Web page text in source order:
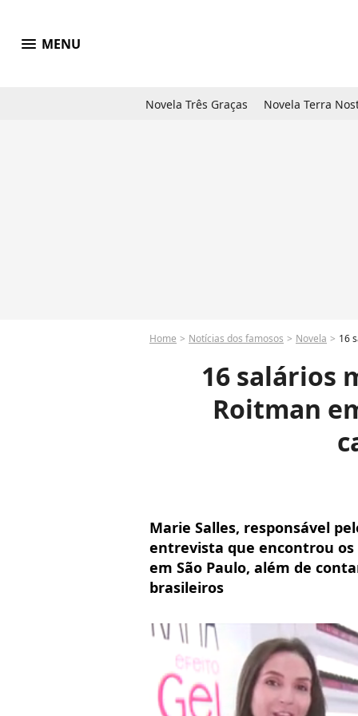
menu MENU
Novela Três Graças Novela Terra
Home Notícias dos famosos Novela 16
16 salários
Roitman
Marie Salles, responsável
entrevista que encontrou os
em São Paulo, além de
brasileiros